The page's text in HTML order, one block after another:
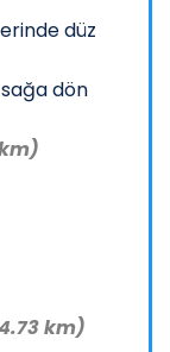
düz
dön
km)